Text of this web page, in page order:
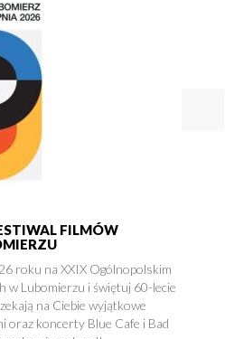
FILMÓW
roku na XXIX Ogólnopolskim
w Lubomierzu i świętuj 60-lecie
na Ciebie wyjątkowe
oraz koncerty Blue Cafe i Bad